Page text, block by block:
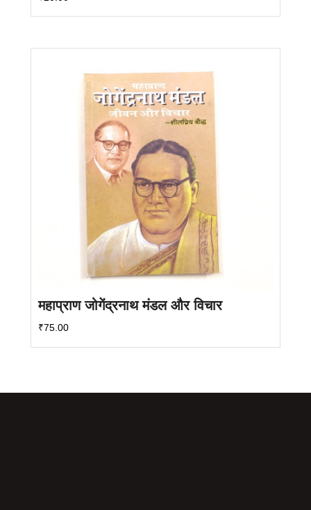
महाप्राण जोगेंद्रनाथ मंडल और विचार
₹75.00